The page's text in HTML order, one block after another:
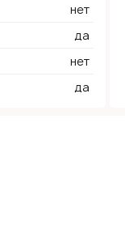
нет
да
нет
да